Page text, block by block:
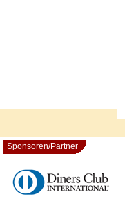
Sponsoren/Partner